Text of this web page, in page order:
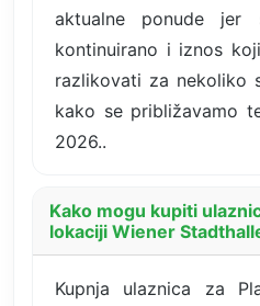
aktualne ponude jer
kontinuirano i iznos
razlikovati za nekoliko
kako se približavamo
2026..
Kako mogu kupiti
lokaciji Wiener
Kupnja ulaznica za